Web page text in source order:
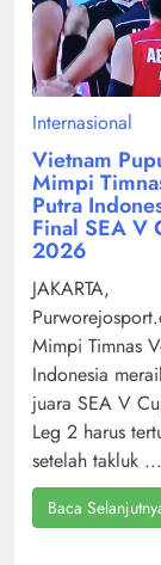
Internasional
Vietnam
Mimpi
Putra
Final SEA V
2026
JAKARTA,
Mimpi Timnas
Indonesia
juara SEA V
Leg 2 harus
setelah takluk ...
Baca